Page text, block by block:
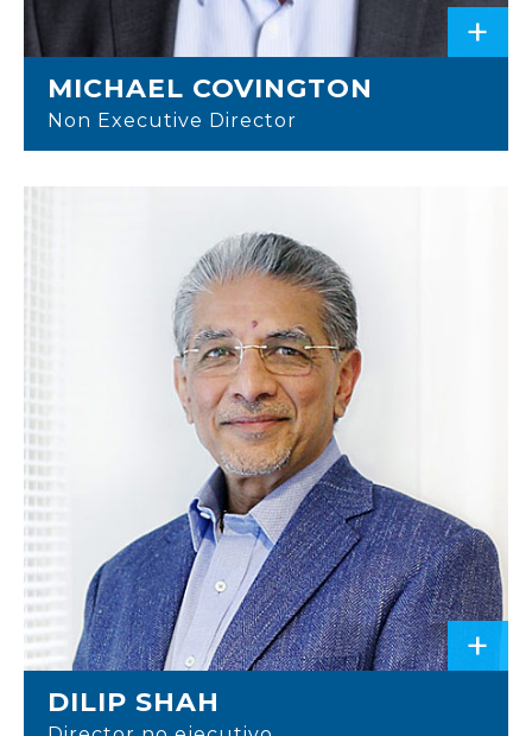
+
MICHAEL COVINGTON
Non Executive Director
+
DILIP SHAH